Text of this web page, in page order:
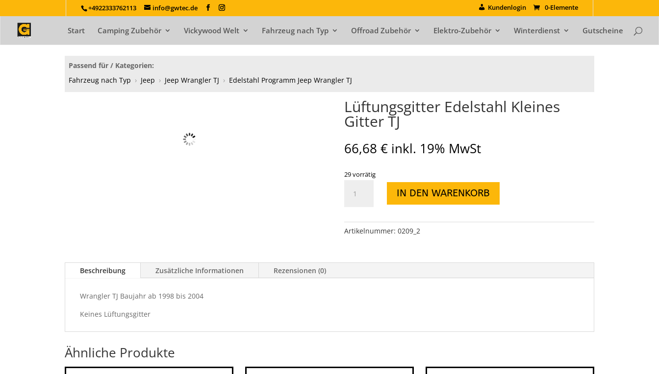
+4922333762113 info@gwtec.de Kundenlogin 0-Elemente
Start Camping Zubehör Vickywood Welt Fahrzeug nach Typ Offroad Zubehör Elektro-Zubehör Winterdienst Gutscheine
Passend für / Kategorien:
Fahrzeug nach Typ › Jeep › Jeep Wrangler TJ › Edelstahl Programm Jeep Wrangler TJ
Lüftungsgitter Edelstahl Kleines
Gitter TJ
66,68 € inkl. 19% MwSt
29 vorrätig
Lüftungsgitter
Edelstahl
TJ
IN DEN WARENKORB
Artikelnummer: 0209_2
Beschreibung Zusätzliche Informationen Rezensionen (0)
Wrangler TJ Baujahr ab 1998 bis 2004
Keines Lüftungsgitter
Ähnliche Produkte